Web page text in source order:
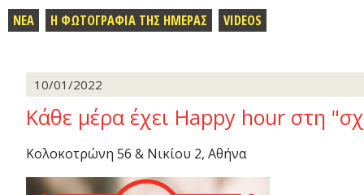
ΝΕΑ Η ΦΩΤΟΓΡΑΦΙΑ ΤΗΣ ΗΜΕΡΑΣ VIDEOS
10/01/2022
Κάθε μέρα έχει Happy hour στη
Κολοκοτρώνη 56 & Νικίου 2, Αθήνα